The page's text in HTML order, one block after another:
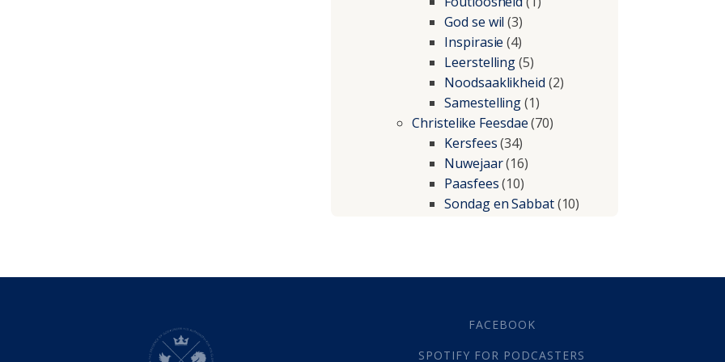
God se wil (3)
Inspirasie (4)
Leerstelling(5)
Noodsaaklikheid (2)
Samestelling(1)
Christelike Feesdae(70)
Kersfees(34)
Nuwejaar(16)
Paasfees(10)
Sondag en Sabbat(10)
Geestelike Groei
FACEBOOK
SPOTIFY FOR PODCASTERS